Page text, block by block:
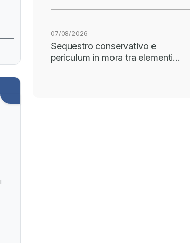
07/08/2026
Sequestro conservativo e
periculum in mora tra elementi…